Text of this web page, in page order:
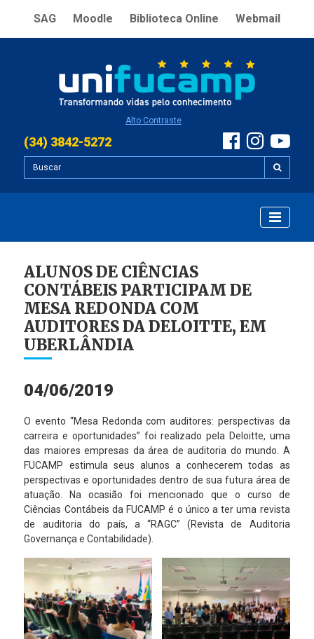
SAG Moodle Biblioteca Online Webmail
Alto Contraste
(34) 3842-5272
ALUNOS DE CIÊNCIAS
CONTÁBEIS PARTICIPAM DE
MESA REDONDA COM
AUDITORES DA DELOITTE, EM
UBERLÂNDIA
04/06/2019
O evento “Mesa Redonda com auditores: perspectivas da
carreira e oportunidades” foi realizado pela Deloitte, uma
das maiores empresas da área de auditoria do mundo. A
FUCAMP estimula seus alunos a conhecerem todas as
perspectivas e oportunidades dentro de sua futura área de
atuação. Na ocasião foi mencionado que o curso de
Ciências Contábeis da FUCAMP é o único a ter uma revista
de auditoria do país, a “RAGC” (Revista de Auditoria
Governança e Contabilidade).